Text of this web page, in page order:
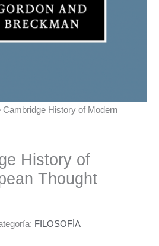
Cambridge History of Modern
History of
Thought
FILOSOFÍA